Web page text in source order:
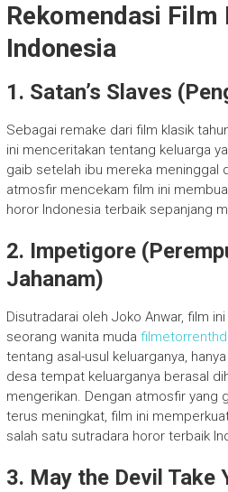
Rekomendasi Film
Indonesia
1. Satan’s Slaves
Sebagai remake dari film klasik
ini menceritakan tentang keluarga
gaib setelah ibu mereka meninggal
atmosfir mencekam film ini
horor Indonesia terbaik sepanjang
2. Impetigore
Jahanam)
Disutradarai oleh Joko Anwar, film
seorang wanita muda
tentang asal-usul keluarganya,
desa tempat keluarganya berasal
mengerikan. Dengan atmosfir yang
terus meningkat, film ini
salah satu sutradara horor terbaik
3. May the Devil Take